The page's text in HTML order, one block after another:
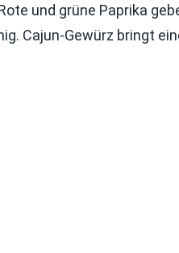
und grüne Paprika
Cajun-Gewürz bringt